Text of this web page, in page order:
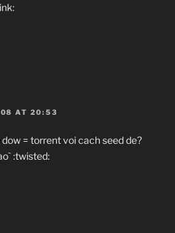
AT 20:53
= torrent voi cach seed de?
:twisted: